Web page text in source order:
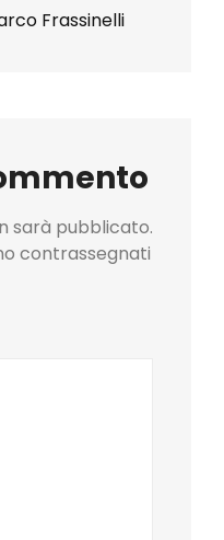
Frassinelli
sarà pubblicato.
contrassegnati